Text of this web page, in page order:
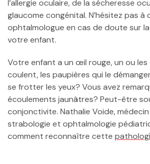
l’allergie oculaire, de la sécheresse
glaucome congénital. N’hésitez pas à
ophtalmologue en cas de doute sur
votre enfant.
Votre enfant a un œil rouge, un ou les
coulent, les paupières qui le
se frotter les yeux? Vous avez
écoulements jaunâtres? Peut-être
conjonctivite. Nathalie Voide, médecin
strabologie et ophtalmologie
comment reconnaître cette